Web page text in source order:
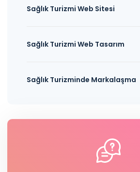
Sağlık Turizmi Web Sitesi
Sağlık Turizmi Web Tasarım
Sağlık Turizminde Markalaşma